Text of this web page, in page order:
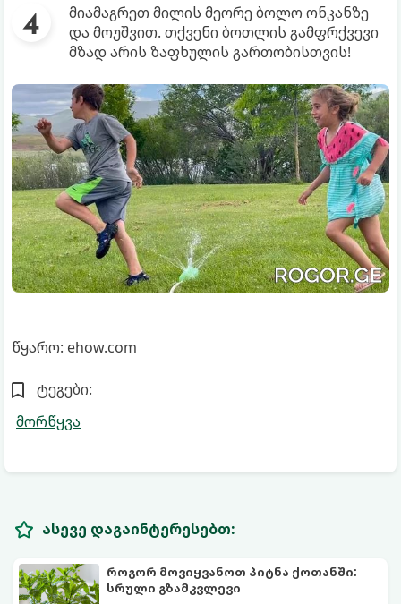
მიამაგრეთ მილის მეორე ბოლო ონკანზე
და მოუშვით. თქვენი ბოთლის გამფრქვევი
მზად არის ზაფხულის გართობისთვის!
წყარო: ehow.com
ტეგები:
მორწყვა
ასევე დაგაინტერესებთ:
როგორ მოვიყვანოთ პიტნა ქოთანში:
სრული გზამკვლევი